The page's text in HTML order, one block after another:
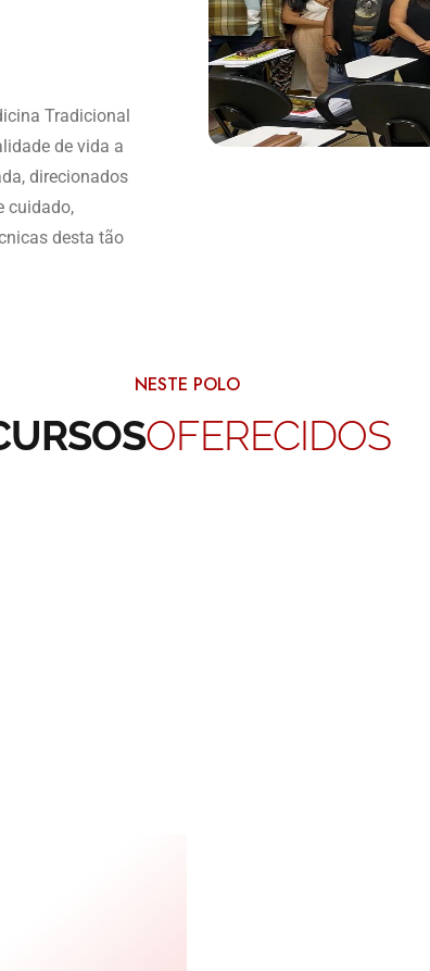
Tradicional
de vida a
direcionados
cuidado,
desta tão
NESTE POLO
OFERECIDOS